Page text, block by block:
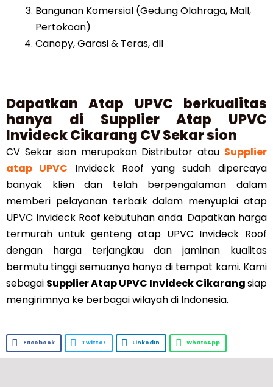
Bangunan Komersial (Gedung Olahraga, Mall,
Pertokoan)
Canopy, Garasi & Teras, dll
Dapatkan Atap UPVC berkualitas
hanya di Supplier Atap UPVC
Invideck Cikarang CV Sekar sion
CV Sekar sion merupakan Distributor atau Supplier
atap UPVC Invideck Roof yang sudah dipercaya
banyak klien dan telah berpengalaman dalam
memberi pelayanan terbaik dalam menyuplai atap
UPVC Invideck Roof kebutuhan anda. Dapatkan harga
termurah untuk genteng atap UPVC Invideck Roof
dengan harga terjangkau dan jaminan kualitas
bermutu tinggi semuanya hanya di tempat kami. Kami
sebagai Supplier Atap UPVC Invideck Cikarangsiap
mengirimnya ke berbagai wilayah di Indonesia.
Facebook Twitter LinkedIn WhatsApp